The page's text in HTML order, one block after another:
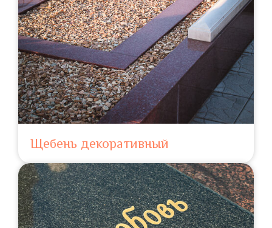
Щебень декоративный